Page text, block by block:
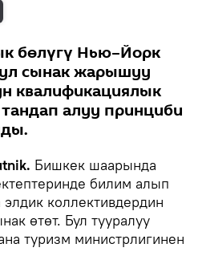
бөлүгү Нью–Йорк
сынак жарышуу
квалификациялык
алуу принциби
Бишкек шаарында
билим алып
коллективдердин
өтөт. Бул тууралуу
туризм министрлигинен